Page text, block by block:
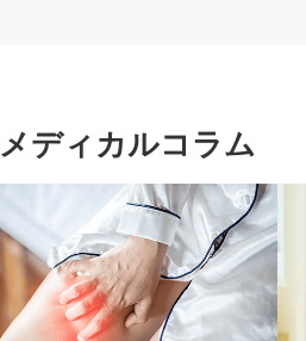
ディカルコラム